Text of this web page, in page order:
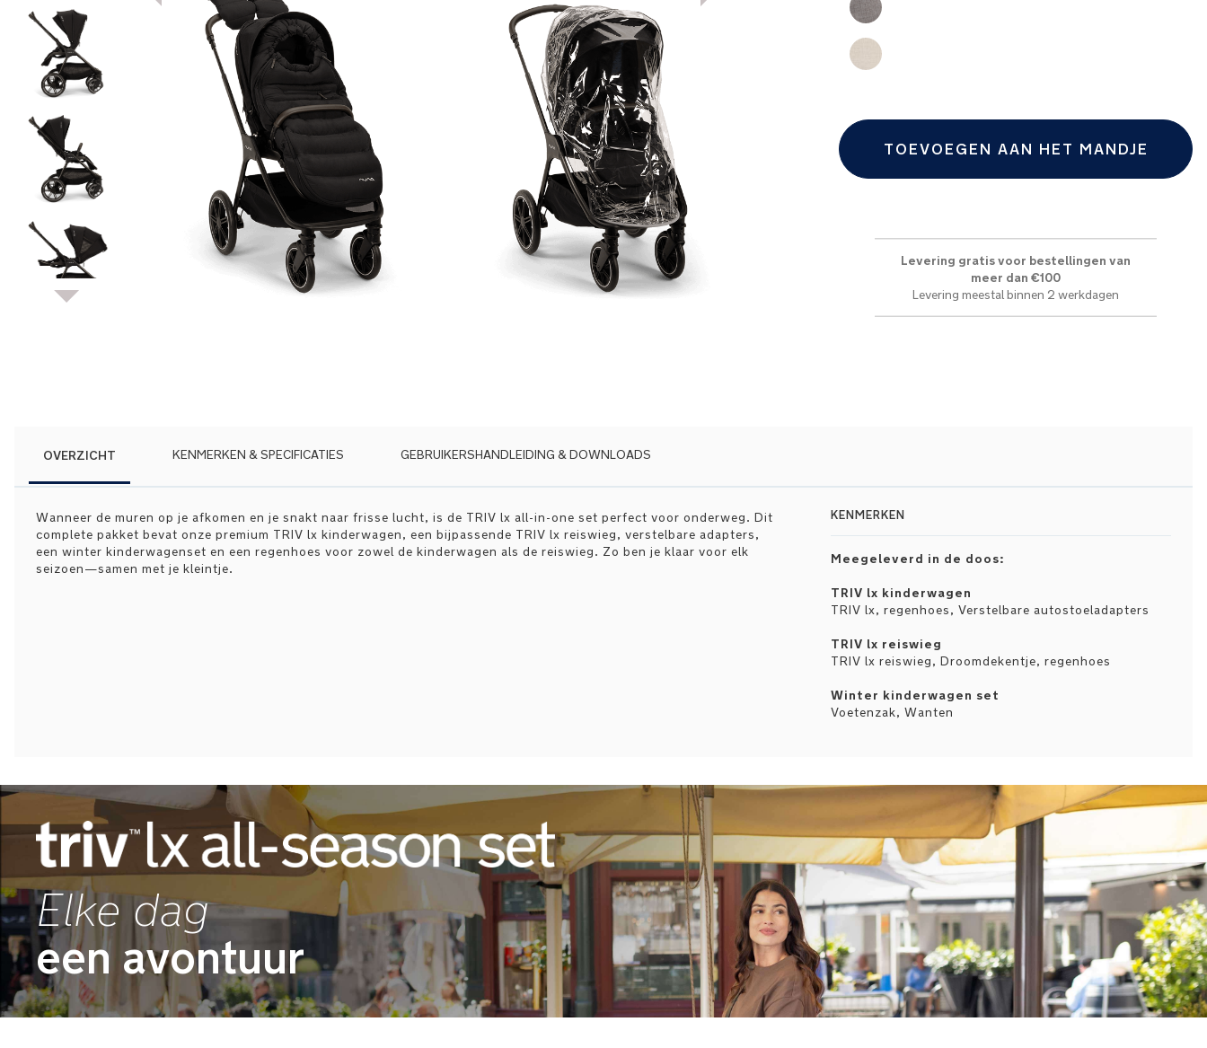
TOEVOEGEN AAN HET MANDJE
Levering gratis voor bestellingen van
meer dan €100
Levering meestal binnen 2 werkdagen
OVERZICHT
Wanneer de muren op je afkomen en je snakt naar frisse lucht, is de TRIV lx all-in-one set perfect voor onderweg. Dit
complete pakket bevat onze premium TRIV lx kinderwagen, een bijpassende TRIV lx reiswieg, verstelbare adapters,
een winter kinderwagenset en een regenhoes voor zowel de kinderwagen als de reiswieg. Zo ben je klaar voor elk
seizoen—samen met je kleintje.
KENMERKEN
Meegeleverd in de doos:
TRIV lx kinderwagen
TRIV lx, regenhoes, Verstelbare autostoeladapters
TRIV lx reiswieg
TRIV lx reiswieg, Droomdekentje, regenhoes
Winter kinderwagen set
Voetenzak, Wanten
KENMERKEN & SPECIFICATIES GEBRUIKERSHANDLEIDING & DOWNLOADS
Elke dag
een avontuur